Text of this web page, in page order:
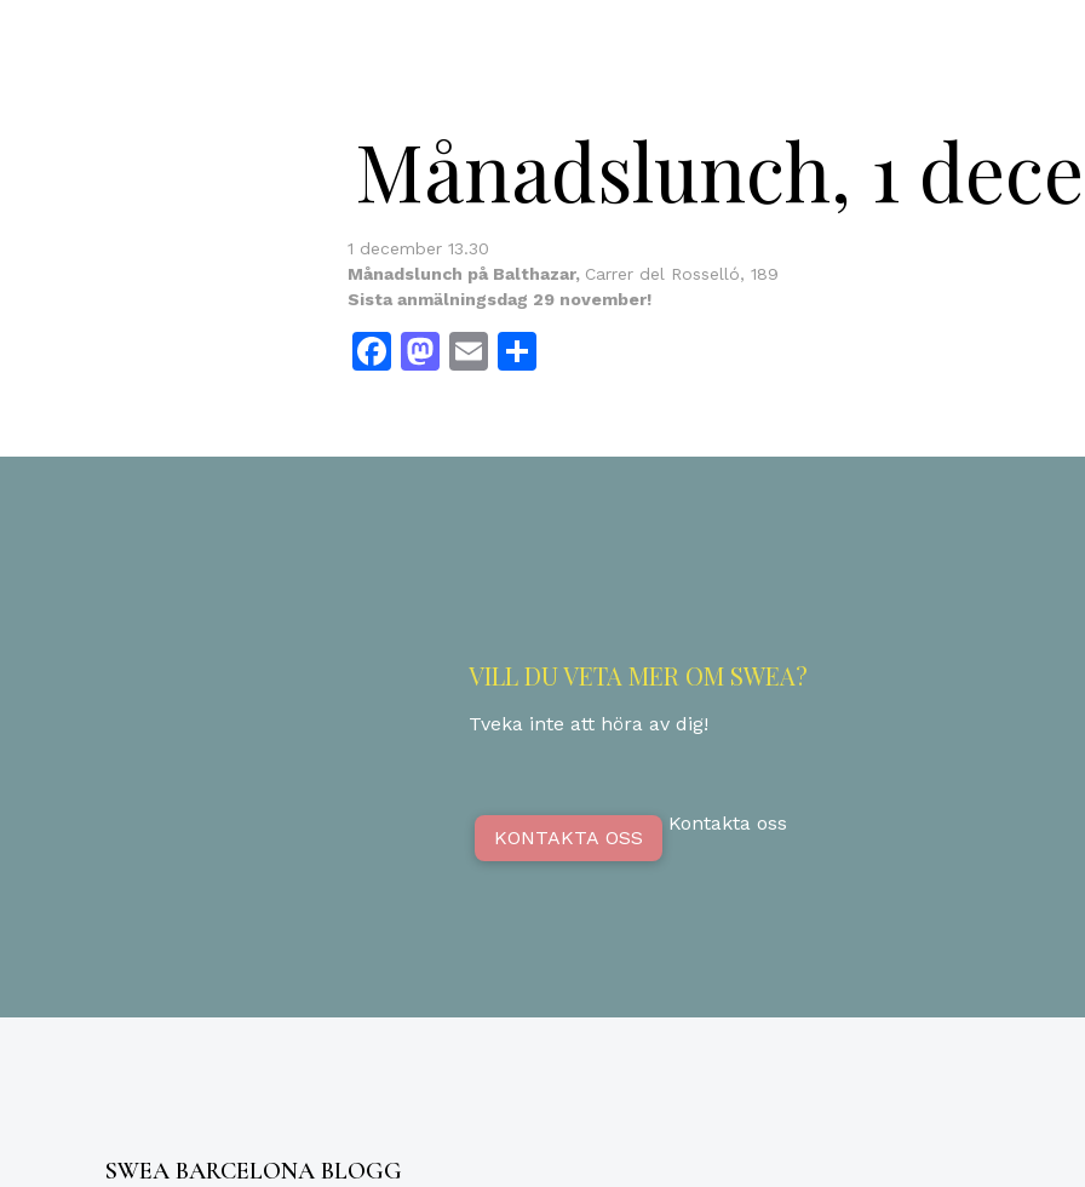
Månadslunch, 1
1 december 13.30
Månadslunch på Balthazar, Carrer del Rosselló, 189
Sista anmälningsdag 29 november!
Facebook
Mastodon
Email
VILL DU VETA MER OM SWEA?
Tveka inte att höra av dig!
KONTAKTA OSS
Kontakta oss
SWEA BARCELONA BLOGG